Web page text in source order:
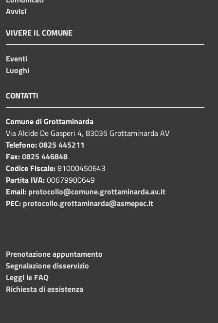
Avvisi
VIVERE IL COMUNE
Eventi
Luoghi
CONTATTI
Comune di Grottaminarda
Via Alcide De Gasperi 4, 83035 Grottaminarda AV
Telefono:0825 445211
Fax:0825 446848
Codice Fiscale:81000450643
Partita IVA:00679980649
Email: protocollo@comune.grottaminarda.av.it
PEC: protocollo.grottaminarda@asmepec.it
Prenotazione appuntamento
Segnalazione disservizio
Leggi le FAQ
Richiesta di assistenza